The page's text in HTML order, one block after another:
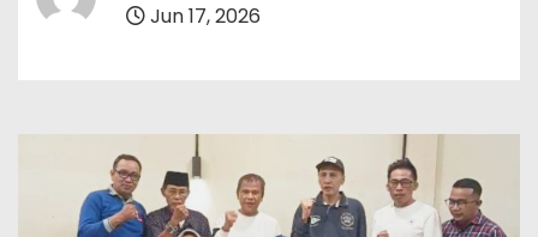
Jun 17, 2026